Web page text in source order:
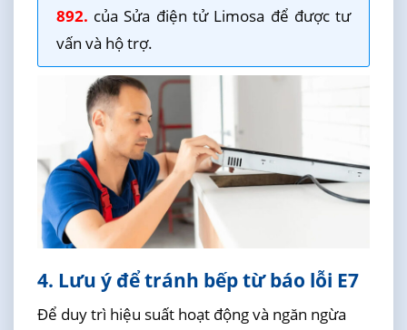
892. của Sửa điện tử Limosa để được tư
vấn và hộ trợ.
4. Lưu ý để tránh bếp từ báo lỗi E7
Để duy trì hiệu suất hoạt động và ngăn ngừa